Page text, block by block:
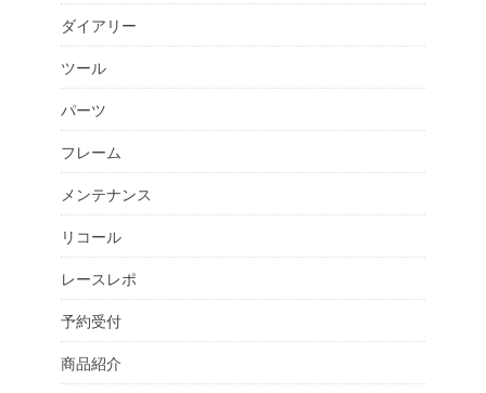
ダイアリー
ツール
パーツ
フレーム
メンテナンス
リコール
レースレポ
予約受付
商品紹介